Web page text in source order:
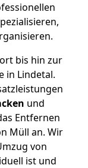
bis hin zur
in Lindetal.
und
Entfernen
Müll an. Wir
von
ist und